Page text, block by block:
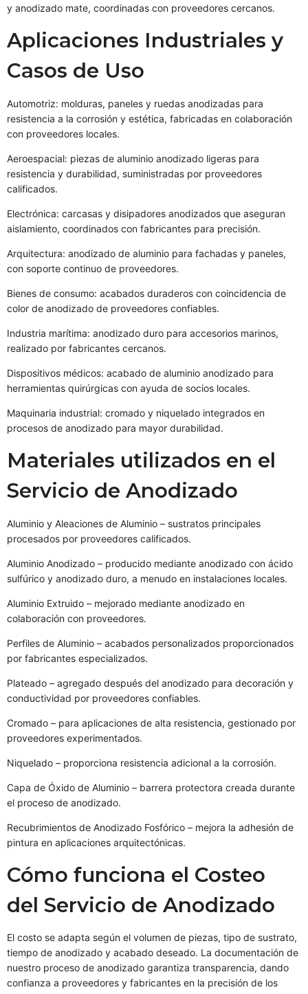
y anodizado mate, coordinadas con proveedores cercanos.
Aplicaciones Industriales y
Casos de Uso
Automotriz: molduras, paneles y ruedas anodizadas para
resistencia a la corrosión y estética, fabricadas en colaboración
con proveedores locales.
Aeroespacial: piezas de aluminio anodizado ligeras para
resistencia y durabilidad, suministradas por proveedores
calificados.
Electrónica: carcasas y disipadores anodizados que aseguran
aislamiento, coordinados con fabricantes para precisión.
Arquitectura: anodizado de aluminio para fachadas y paneles,
con soporte continuo de proveedores.
Bienes de consumo: acabados duraderos con coincidencia de
color de anodizado de proveedores confiables.
Industria marítima: anodizado duro para accesorios marinos,
realizado por fabricantes cercanos.
Dispositivos médicos: acabado de aluminio anodizado para
herramientas quirúrgicas con ayuda de socios locales.
Maquinaria industrial: cromado y niquelado integrados en
procesos de anodizado para mayor durabilidad.
Materiales utilizados en el
Servicio de Anodizado
Aluminio y Aleaciones de Aluminio – sustratos principales
procesados por proveedores calificados.
Aluminio Anodizado – producido mediante anodizado con ácido
sulfúrico y anodizado duro, a menudo en instalaciones locales.
Aluminio Extruido – mejorado mediante anodizado en
colaboración con proveedores.
Perfiles de Aluminio – acabados personalizados proporcionados
por fabricantes especializados.
Plateado – agregado después del anodizado para decoración y
conductividad por proveedores confiables.
Cromado – para aplicaciones de alta resistencia, gestionado por
proveedores experimentados.
Niquelado – proporciona resistencia adicional a la corrosión.
Capa de Óxido de Aluminio – barrera protectora creada durante
el proceso de anodizado.
Recubrimientos de Anodizado Fosfórico – mejora la adhesión de
pintura en aplicaciones arquitectónicas.
Cómo funciona el Costeo
del Servicio de Anodizado
El costo se adapta según el volumen de piezas, tipo de sustrato,
tiempo de anodizado y acabado deseado. La documentación de
nuestro proceso de anodizado garantiza transparencia, dando
confianza a proveedores y fabricantes en la precisión de los